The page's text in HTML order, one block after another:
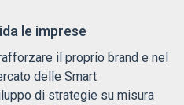
le imprese
il proprio brand e nel
delle Smart
di strategie su misura